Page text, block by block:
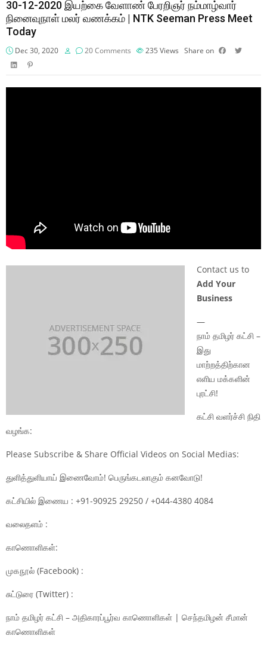
30-12-2020 இயற்கை வேளாண் பேரறிஞர் நம்மாழ்வார்
நினைவுநாள் மலர் வணக்கம் | NTK Seeman Press Meet
Today
Dec 30, 2020 20 Comments 235 Views Share on
Contact us to
Add Your
Business
—
நாம் தமிழர் கட்சி –
இது
மாற்றத்திற்கான
எளிய மக்களின்
புரட்சி!
கட்சி வளர்ச்சி நிதி
வழங்க:
Please Subscribe & Share Official Videos on Social Medias:
துளித்துளியாய் இணைவோம்! பெருங்கடலாகும் கனவோடு!
கட்சியில் இணைய : +91-90925 29250 / +044-4380 4084
வலைதளம் :
காணொளிகள்:
முகநூல் (Facebook) :
சுட்டுரை (Twitter) :
நாம் தமிழர் கட்சி – அதிகாரப்பூர்வ காணொளிகள் | செந்தமிழன் சீமான்
காணொளிகள்